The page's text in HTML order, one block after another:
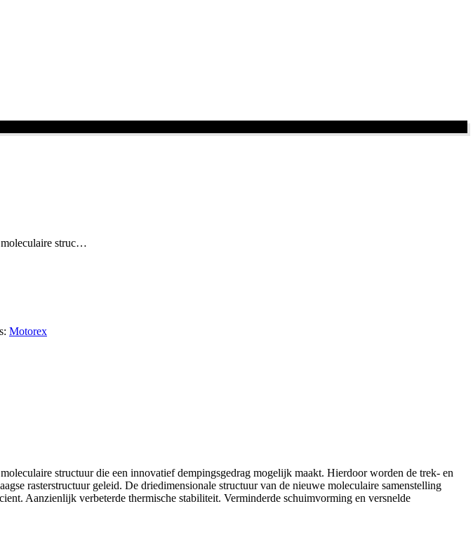
struc…
Motorex
structuur die een innovatief dempingsgedrag mogelijk maakt. Hierdoor worden de trek- en
rasterstructuur geleid. De driedimensionale structuur van de nieuwe moleculaire samenstelling
Aanzienlijk verbeterde thermische stabiliteit. Verminderde schuimvorming en versnelde